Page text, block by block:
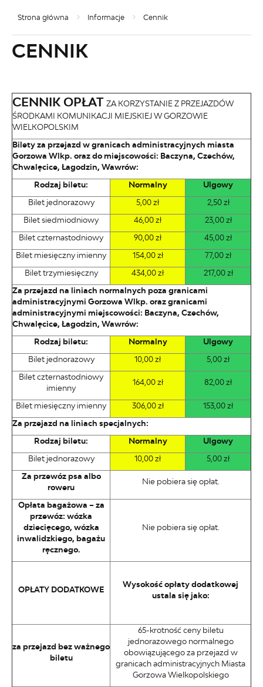
Strona główna Informacje Cennik
CENNIK
CENNIK OPŁAT ZA KORZYSTANIE Z PRZEJAZDÓW
ŚRODKAMI KOMUNIKACJI MIEJSKIEJ W GORZOWIE
WIELKOPOLSKIM
Bilety za przejazd w granicach administracyjnych miasta
Gorzowa Wlkp. oraz do miejscowości: Baczyna, Czechów,
Chwalęcice, Łagodzin, Wawrów:
Rodzaj biletu:
Normalny
Ulgowy
Bilet jednorazowy
5,00 zł
2,50 zł
Bilet siedmiodniowy
46,00 zł
23,00 zł
Bilet czternastodniowy
90,00 zł
45,00 zł
Bilet miesięczny imienny
154,00 zł
77,00 zł
Bilet trzymiesięczny
434,00 zł
217,00 zł
Za przejazd na liniach normalnych poza granicami
administracyjnymi Gorzowa Wlkp. oraz granicami
administracyjnymi miejscowości: Baczyna, Czechów,
Chwalęcice, Łagodzin, Wawrów:
Rodzaj biletu:
Normalny
Ulgowy
Bilet jednorazowy
10,00 zł
5,00 zł
Bilet czternastodniowy
imienny
164,00 zł 82,00 zł
Bilet miesięczny imienny 306,00 zł
153,00 zł
Za przejazd na liniach specjalnych:
Rodzaj biletu:
Normalny
Ulgowy
Bilet jednorazowy
10,00 zł
5,00 zł
Za przewóz psa albo
roweru
Nie pobiera się opłat.
Opłata bagażowa – za
przewóz: wózka
dziecięcego, wózka
inwalidzkiego, bagażu
ręcznego.
Nie pobiera się opłat.
OPŁATY DODATKOWE
Wysokość opłaty dodatkowej
ustala się jako:
za przejazd bez ważnego
biletu
65-krotność ceny biletu
jednorazowego normalnego
obowiązującego za przejazd w
granicach administracyjnych Miasta
Gorzowa Wielkopolskiego